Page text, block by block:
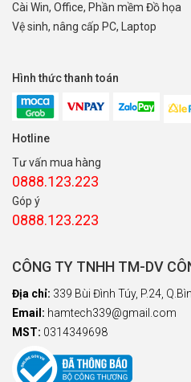
Cài Win, Office, Phần mềm Đồ họa
Vệ sinh, nâng cấp PC, Laptop
Hình thức thanh toán
Hotline
Tư vấn mua hàng
0888.123.223
Góp ý
0888.123.223
CÔNG TY TNHH TM-DV
Địa chỉ: 339 Bùi Đình Túy, P.24,
Email: hamtech339@gmail.com
MST: 0314349698